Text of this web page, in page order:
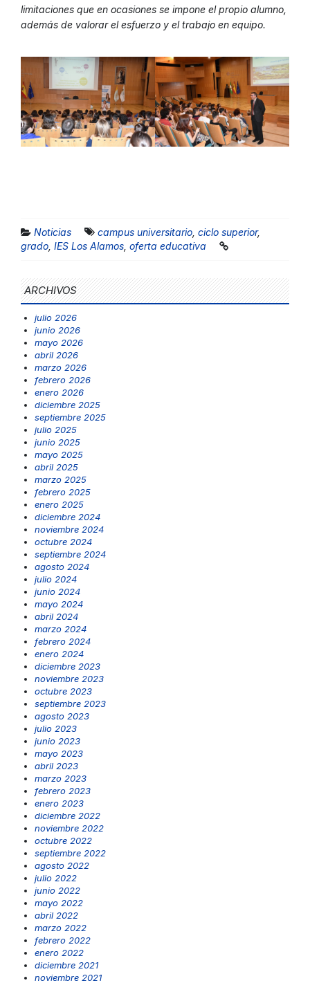
limitaciones que en ocasiones se impone el propio alumno,
además de valorar el esfuerzo y el trabajo en equipo.
Noticias campus universitario ciclo superior,
grado IES Los Alamos oferta educativa
ARCHIVOS
julio 2026
junio 2026
mayo 2026
abril 2026
marzo 2026
febrero 2026
enero 2026
diciembre 2025
septiembre 2025
julio 2025
junio 2025
mayo 2025
abril 2025
marzo 2025
febrero 2025
enero 2025
diciembre 2024
noviembre 2024
octubre 2024
septiembre 2024
agosto 2024
julio 2024
junio 2024
mayo 2024
abril 2024
marzo 2024
febrero 2024
enero 2024
diciembre 2023
noviembre 2023
octubre 2023
septiembre 2023
agosto 2023
julio 2023
junio 2023
mayo 2023
abril 2023
marzo 2023
febrero 2023
enero 2023
diciembre 2022
noviembre 2022
octubre 2022
septiembre 2022
agosto 2022
julio 2022
junio 2022
mayo 2022
abril 2022
marzo 2022
febrero 2022
enero 2022
diciembre 2021
noviembre 2021